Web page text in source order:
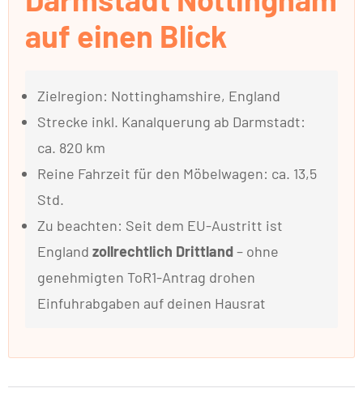
auf einen Blick
Zielregion: Nottinghamshire, England
Strecke inkl. Kanalquerung ab Darmstadt:
ca. 820 km
Reine Fahrzeit für den Möbelwagen: ca. 13,5
Std.
Zu beachten: Seit dem EU-Austritt ist
England zollrechtlich Drittland– ohne
genehmigten ToR1-Antrag drohen
Einfuhrabgaben auf deinen Hausrat